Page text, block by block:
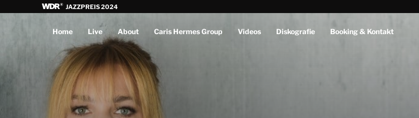
JAZZPREIS 2024
Home Live About Caris Hermes Group Videos Diskografie Booking & Kontakt